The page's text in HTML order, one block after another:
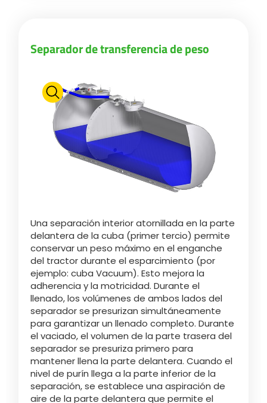
Česká republika
Srpski
Yкраїнська мова
ελληνικά
한국의
日本語
中文
Português
Separador de transferencia de peso
Una separación interior atornillada en la parte
delantera de la cuba (primer tercio) permite
conservar un peso máximo en el enganche
del tractor durante el esparcimiento (por
ejemplo: cuba Vacuum). Esto mejora la
adherencia y la motricidad. Durante el
llenado, los volúmenes de ambos lados del
separador se presurizan simultáneamente
para garantizar un llenado completo. Durante
el vaciado, el volumen de la parte trasera del
separador se presuriza primero para
mantener llena la parte delantera. Cuando el
nivel de purín llega a la parte inferior de la
separación, se establece una aspiración de
aire de la parte delantera que permite el